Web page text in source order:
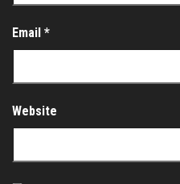
Email *
Website